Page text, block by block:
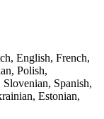
English, French,
Polish,
Spanish,
Estonian,